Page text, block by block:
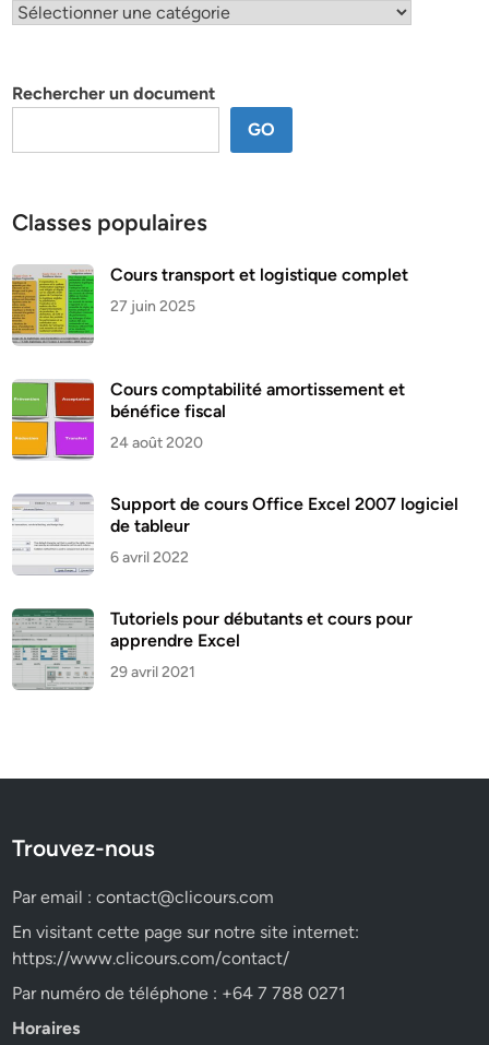
Classification
Rechercher un document
GO
Classes populaires
Cours transport et logistique complet
27 juin 2025
Cours comptabilité amortissement et
bénéfice fiscal
24 août 2020
Support de cours Office Excel 2007 logiciel
de tableur
6 avril 2022
Tutoriels pour débutants et cours pour
apprendre Excel
29 avril 2021
Trouvez-nous
Par email :contact@clicours.com
En visitant cette page sur notre site internet:
https://www.clicours.com/contact/
Par numéro de téléphone : +64 7 788 0271
Horaires